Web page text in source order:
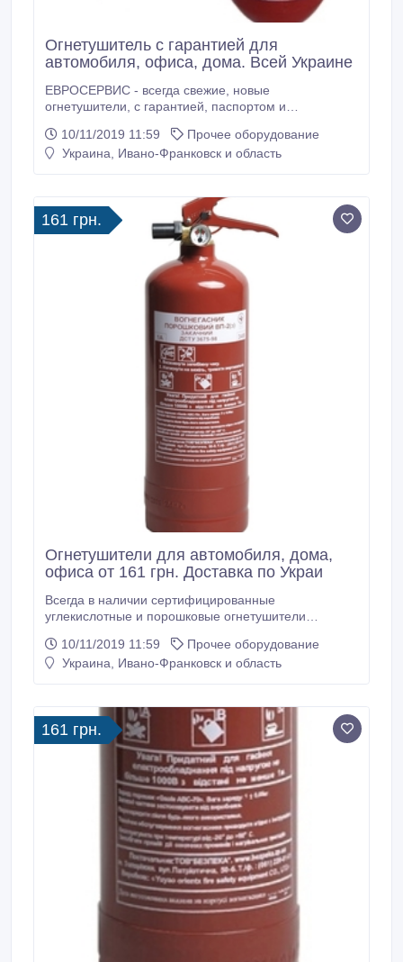
Огнетушитель с гарантией для
автомобиля, офиса, дома. Всей Украине
ЕВРОСЕРВИС - всегда свежие, новые
огнетушители, с гарантией, паспортом и
углекислотные и порошковые огнетушители
Украинского производства по самым приемлемым и
вашей пожарной безопасности на сайте - euro
servis.
10/11/2019 11:59
Прочее оборудование
Украина, Ивано-Франковск и область
161 грн.
Огнетушители для автомобиля, дома,
офиса от 161 грн. Доставка по Украи
Всегда в наличии сертифицированные
углекислотные и порошковые огнетушители
ценам. *** ЕВРОСЕРВИС - всегда свежие, новые
огнетушители, с гарантией, паспортом и
и многое другое для вашей пожарной безопасности
на сайте - euro servis.
10/11/2019 11:59
Прочее оборудование
Украина, Ивано-Франковск и область
161 грн.